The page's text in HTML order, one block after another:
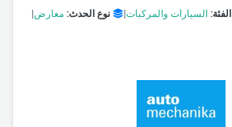
الفئة: السيارات والمركبات نوع الحدث: معارض